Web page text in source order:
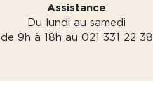
Assistance
Du lundi au samedi
de 9h à 18h au 021 331 22 38